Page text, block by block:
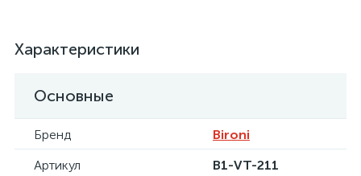
Характеристики
Основные
Бренд
Bironi
Артикул
B1-VT-211